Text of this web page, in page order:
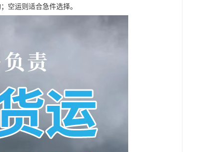
空运则适合急件选择。